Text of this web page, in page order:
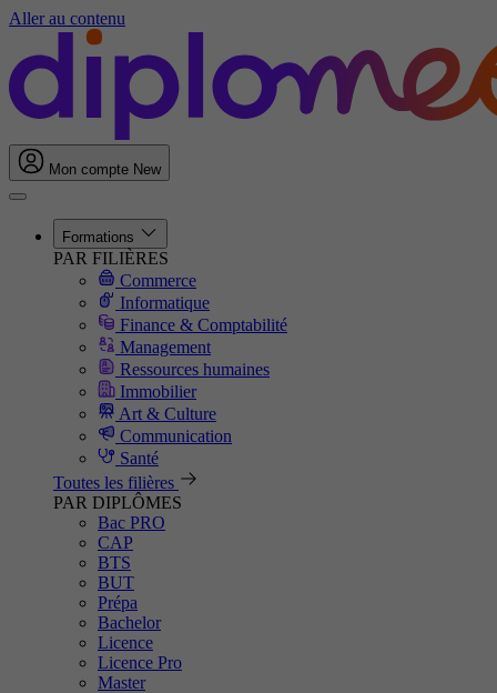
Aller au contenu
Mon compte New
Formations
PAR FILIÈRES
Commerce
Informatique
Finance & Comptabilité
Management
Ressources humaines
Immobilier
Art & Culture
Communication
Santé
Toutes les filières
PAR DIPLÔMES
Bac PRO
CAP
BTS
BUT
Prépa
Bachelor
Licence
Licence Pro
Master